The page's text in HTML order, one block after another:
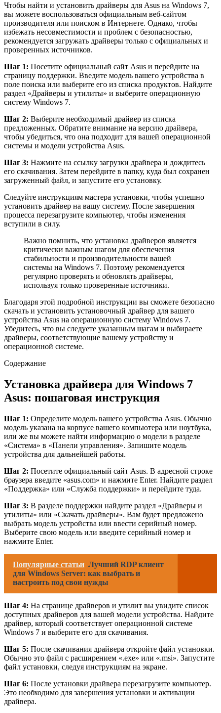
Чтобы найти и установить драйверы для Asus на Windows 7,
вы можете воспользоваться официальным веб-сайтом
производителя или поиском в Интернете. Однако, чтобы
избежать несовместимости и проблем с безопасностью,
рекомендуется загружать драйверы только с официальных и
проверенных источников.
Шаг 1: Посетите официальный сайт Asus и перейдите на
страницу поддержки. Введите модель вашего устройства в
поле поиска или выберите его из списка продуктов. Найдите
раздел «Драйверы и утилиты» и выберите операционную
систему Windows 7.
Шаг 2: Выберите необходимый драйвер из списка
предложенных. Обратите внимание на версию драйвера,
чтобы убедиться, что она подходит для вашей операционной
системы и модели устройства Asus.
Шаг 3: Нажмите на ссылку загрузки драйвера и дождитесь
его скачивания. Затем перейдите в папку, куда был сохранен
загруженный файл, и запустите его установку.
Следуйте инструкциям мастера установки, чтобы успешно
установить драйвер на вашу систему. После завершения
процесса перезагрузите компьютер, чтобы изменения
вступили в силу.
Важно помнить, что установка драйверов является
критически важным шагом для обеспечения
стабильности и производительности вашей
системы на Windows 7. Поэтому рекомендуется
регулярно проверять и обновлять драйверы,
используя только проверенные источники.
Благодаря этой подробной инструкции вы сможете безопасно
скачать и установить установочный драйвер для вашего
устройства Asus на операционную систему Windows 7.
Убедитесь, что вы следуете указанным шагам и выбираете
драйверы, соответствующие вашему устройству и
операционной системе.
Содержание
Установка драйвера для Windows 7
Asus: пошаговая инструкция
Шаг 1: Определите модель вашего устройства Asus. Обычно
модель указана на корпусе вашего компьютера или ноутбука,
или же вы можете найти информацию о модели в разделе
«Система» в «Панели управления». Запишите модель
устройства для дальнейшей работы.
Шаг 2: Посетите официальный сайт Asus. В адресной строке
браузера введите «asus.com» и нажмите Enter. Найдите раздел
«Поддержка» или «Служба поддержки» и перейдите туда.
Шаг 3: В разделе поддержки найдите раздел «Драйверы и
утилиты» или «Скачать драйверы». Вам будет предложено
выбрать модель устройства или ввести серийный номер.
Выберите свою модель или введите серийный номер и
нажмите Enter.
Популярные статьи Лучший RDP клиент
для Windows Server: как выбрать и
настроить под свои нужды
Шаг 4: На странице драйверов и утилит вы увидите список
доступных драйверов для вашей модели устройства. Найдите
драйвер, который соответствует операционной системе
Windows 7 и выберите его для скачивания.
Шаг 5: После скачивания драйвера откройте файл установки.
Обычно это файл с расширением «.exe» или «.msi». Запустите
файл установки, следуя инструкциям на экране.
Шаг 6: После установки драйвера перезагрузите компьютер.
Это необходимо для завершения установки и активации
драйвера.